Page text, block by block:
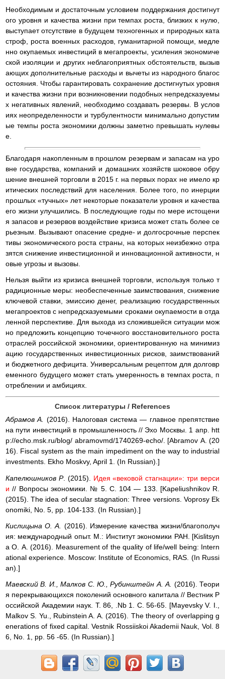
Необходимым и достаточным условием поддержания достигнут
ого уровня и качества жизни при темпах роста, близких к нулю,
выступает отсутствие в будущем техногенных и природных ката
строф, роста военных расходов, гуманитарной помощи, медле
нно окупаемых инвестиций в мегапроекты, усиления экономиче
ской изоляции и других неблагоприятных обстоятельств, вызыв
ающих дополнительные расходы и вычеты из народного благос
остояния. Чтобы гарантировать сохранение достигнутых уровня
и качества жизни при возникновении подобных непредсказуемы
х негативных явлений, необходимо создавать резервы. В услов
иях неопределенности и турбулентности минимально допустим
ые темпы роста экономики должны заметно превышать нулевы
е.
Благодаря накопленным в прошлом резервам и запасам на уро
вне государства, компаний и домашних хозяйств шоковое обру
шение внешней торговли в 2015 г. на первых порах не имело кр
итических последствий для населения. Более того, по инерции
прошлых «тучных» лет некоторые показатели уровня и качества
его жизни улучшились. В последующие годы по мере истощени
я запасов и резервов воздействие кризиса может стать более се
рьезным. Вызывают опасение средне- и долгосрочные перспек
тивы экономического роста страны, на которых неизбежно отра
зятся снижение инвестиционной и инновационной активности, н
овые угрозы и вызовы.
Нельзя выйти из кризиса внешней торговли, используя только т
радиционные меры: необеспеченные заимствования, снижение
ключевой ставки, эмиссию денег, реализацию государственных
мегапроектов с непредсказуемыми сроками окупаемости в отда
ленной перспективе. Для выхода из сложившейся ситуации мож
но предложить концепцию точечного восстановительного роста
отраслей российской экономики, ориентированную на минимиз
ацию государственных инвестиционных рисков, заимствований
и бюджетного дефицита. Универсальным рецептом для долговр
еменного будущего может стать умеренность в темпах роста, п
отреблении и амбициях.
Список литературы / References
Абрамов А. (2016). Налоговая система — главное препятствие
на пути инвестиций в промышленность // Эхо Москвы. 1 апр. htt
p://echo.msk.ru/blog/ abramovmd/1740269-echo/. [Abramov А. (20
16). Fiscal system as the main impediment on the way to industrial
investments. Ekho Moskvy, April 1. (In Russian).]
Капелюшников P. (2015). Идея «вековой стагнации»: три верси
и // Вопросы экономики. № 5. С. 104 — 133. [Kapeliushnikov R.
(2015). The idea of secular stagnation: Three versions. Voprosy Ek
onomiki, No. 5, pp. 104-133. (In Russian).]
Кислицына О. A.
(2016). Измерение качества жизни/благополуч
ия: международный опыт. М.: Институт экономики РАН. [Kislitsyn
a О. А. (2016). Measurement of the quality of life/well being: Intern
ational experience. Moscow: Institute of Economics, RAS. (In Russi
an).]
Маевский В. И., Малков С. Ю., Рубинштейн А. А. (2016). Теори
я перекрывающихся поколений основного капитала // Вестник Р
оссийской Академии наук. Т. 86, .Nb 1. С. 56-65. [Mayevsky V. I.,
Malkov S. Yu., Rubinstein A. A. (2016). The theory of overlapping g
enerations of fixed capital. Vestnik Rossiiskoi Akademii Nauk, Vol. 8
6, No. 1, pp. 56 -65. (In Russian).]
х турбулентности. М.: Изд-во Института Гайдара. [Mau V. А. (201